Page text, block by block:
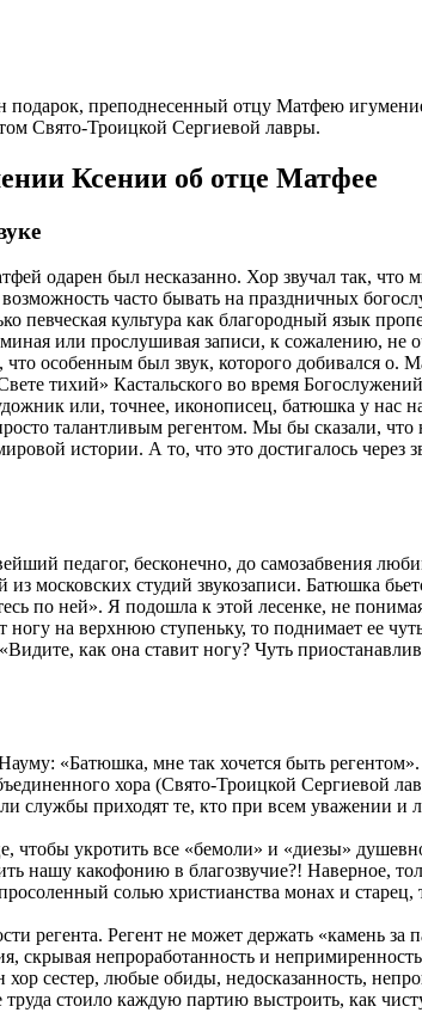
преподнесенный отцу Матфею
Свято-Троицкой Сергиевой лавры.
Ксении об отце Матфее
одарен был несказанно. Хор звучал так, что
часто бывать на праздничных
певческая культура как благородный язык
или прослушивая записи, к сожалению, не
особенным был звук, которого добивался
тихий» Кастальского во время
или, точнее, иконописец, батюшка у нас
талантливым регентом. Мы бы сказали,
истории. А то, что это достигалось через
педагог, бесконечно, до самозабвения
московских студий звукозаписи. Батюшка
по ней». Я подошла к этой лесенке, не
ногу на верхнюю ступеньку, то поднимает ее
как она ставит ногу? Чуть
«Батюшка, мне так хочется быть
хора (Свято-Троицкой Сергиевой
службы приходят те, кто при всем уважении и
чтобы укротить все «бемоли» и «диезы»
нашу какофонию в благозвучие?! Наверное,
солью христианства монах и
регента. Регент не может держать «камень
скрывая непроработанность и
сестер, любые обиды, недосказанность,
стоило каждую партию выстроить, как